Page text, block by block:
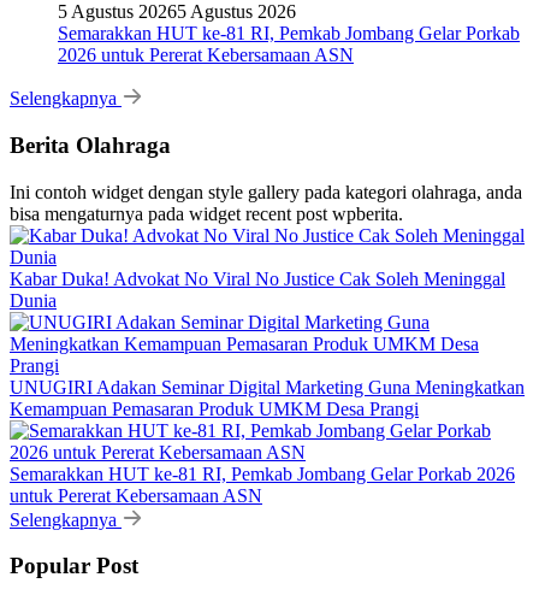
5 Agustus 20265 Agustus 2026
Semarakkan HUT ke-81 RI, Pemkab Jombang Gelar Porkab
2026 untuk Pererat Kebersamaan ASN
Selengkapnya
Berita Olahraga
Ini contoh widget dengan style gallery pada kategori olahraga, anda
bisa mengaturnya pada widget recent post wpberita.
Kabar Duka! Advokat No Viral No Justice Cak Soleh Meninggal
Dunia
UNUGIRI Adakan Seminar Digital Marketing Guna Meningkatkan
Kemampuan Pemasaran Produk UMKM Desa Prangi
Semarakkan HUT ke-81 RI, Pemkab Jombang Gelar Porkab 2026
untuk Pererat Kebersamaan ASN
Selengkapnya
Popular Post